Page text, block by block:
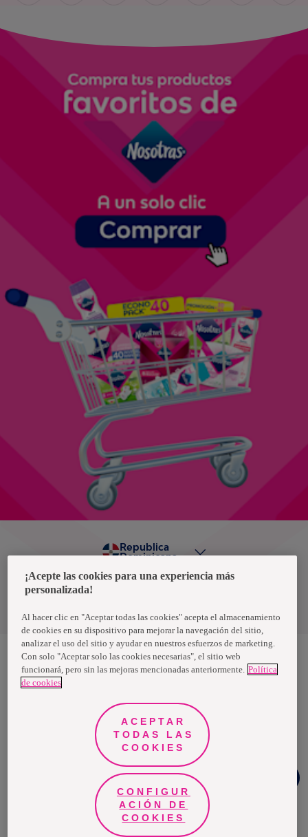
Política de privacidad de datos
Republica
Dominicana
Nosotras, una marca de Essity - una compañía global líder en
higiene y salud. Cada día, mil millones de personas, en todo el
propósito es romper barreras por el bienestar en beneficio de
consumidores, pacientes, cuidadores, clientes y la sociedad en
general. Vendemos en aproximadamente 150 países bajo las
principales marcas globales TENA y Tork, así como otras marcas
como Actimove, Cutimed, JOBST, Knix, Leukoplast, Libero, Libresse,
Lotus, Modibodi, Nosotras, Saba, Tempo, TOM Organic y Zewa. En
2024, Essity tuvo ventas de aproximadamente 13 mil millones de
euros y empleó a 36,000 personas. La sede de la compañía está
ubicada en Estocolmo, Suecia, y Essity cotiza en Nasdaq Estocolmo.
Más información enwww.essity.com.
¡Acepte las cookies para una experiencia más
personalizada!
Al hacer clic en "Aceptar todas las cookies" acepta el almacenamiento
de cookies en su dispositivo para mejorar la navegación del sitio,
analizar el uso del sitio y ayudar en nuestros esfuerzos de marketing.
Con solo "Aceptar solo las cookies necesarias", el sitio web
funcionará, pero sin las mejoras mencionadas anteriormente. Política
de cookies
ACEPTAR
TODAS LAS
COOKIES
CONFIGUR
ACIÓN DE
COOKIES